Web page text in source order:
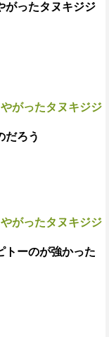
がったタヌキジジ
がったタヌキジジ
だろう
がったタヌキジジ
トーのが強かった